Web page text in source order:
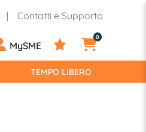
Contatti e Supporto
MySME
0
TEMPO LIBERO